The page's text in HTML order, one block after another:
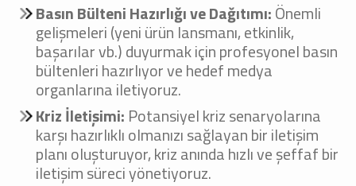
Basın Bülteni Hazırlığı ve Dağıtımı:Önemli
gelişmeleri (yeni ürün lansmanı, etkinlik,
başarılar vb.) duyurmak için profesyonel basın
bültenleri hazırlıyor ve hedef medya
organlarına iletiyoruz.
Kriz İletişimi: Potansiyel kriz senaryolarına
karşı hazırlıklı olmanızı sağlayan bir iletişim
planı oluşturuyor, kriz anında hızlı ve şeffaf bir
iletişim süreci yönetiyoruz.